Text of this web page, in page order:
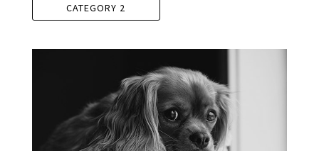
CATEGORY 2